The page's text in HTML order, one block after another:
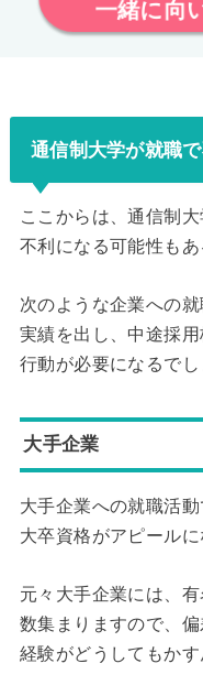
一緒に向
通信制大学が就職
ここからは、通信制
不利になる可能性もあ
次のような企業への
実績を出し、中途採
行動が必要になるでし
大手企業
大手企業への就職活
大卒資格がアピール
元々大手企業には、
数集まりますので、
経験がどうしてもかす